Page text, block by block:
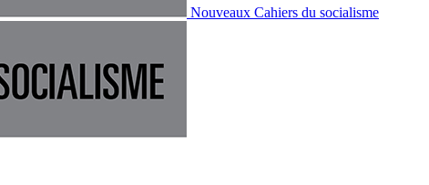
Nouveaux Cahiers du socialisme